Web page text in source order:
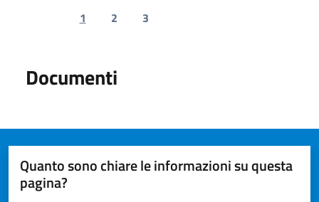
Previous page
1 2 3
Documenti
Quanto sono chiare le informazioni su questa
pagina?